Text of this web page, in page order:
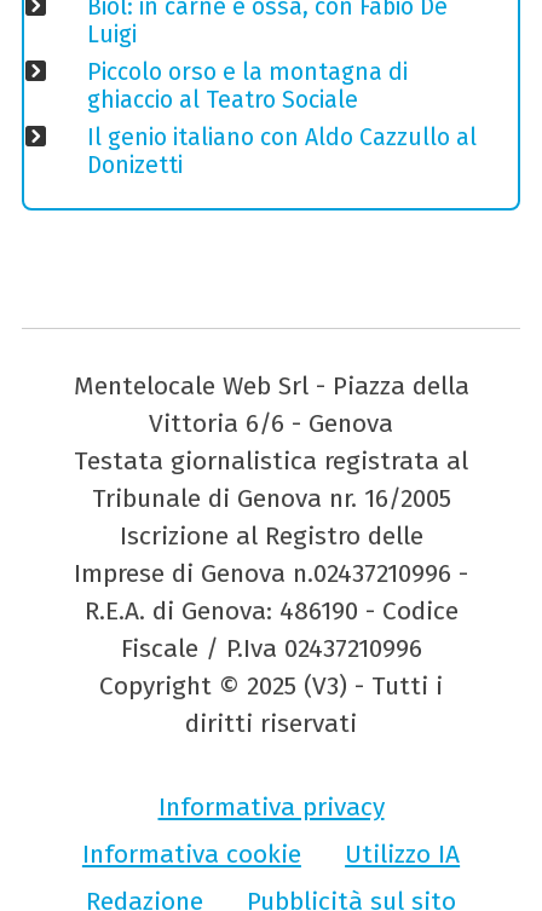
Biol: in carne e ossa, con Fabio De
Luigi
Piccolo orso e la montagna di
ghiaccio al Teatro Sociale
Il genio italiano con Aldo Cazzullo al
Donizetti
Mentelocale Web Srl - Piazza della
Vittoria 6/6 - Genova
Testata giornalistica registrata al
Tribunale di Genova nr. 16/2005
Iscrizione al Registro delle
Imprese di Genova n.02437210996 -
R.E.A. di Genova: 486190 - Codice
Fiscale / P.Iva 02437210996
Copyright © 2025 (V3) - Tutti i
diritti riservati
Informativa privacy
Informativa cookie
Utilizzo IA
Redazione
Pubblicità sul sito